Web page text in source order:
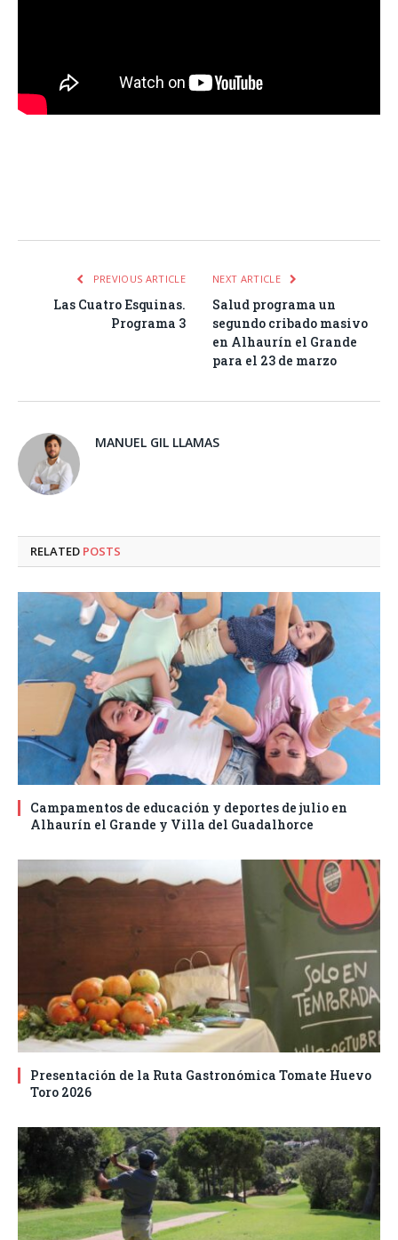
PREVIOUS ARTICLE
Las Cuatro Esquinas.
Programa 3
NEXT ARTICLE
Salud programa un
segundo cribado masivo
en Alhaurín el Grande
para el 23 de marzo
MANUEL GIL LLAMAS
RELATED POSTS
Campamentos de educación y deportes de julio en
Alhaurín el Grande y Villa del Guadalhorce
Presentación de la Ruta Gastronómica Tomate Huevo
Toro 2026